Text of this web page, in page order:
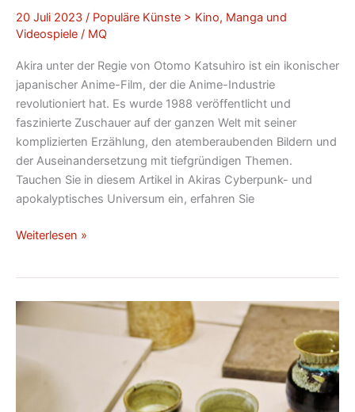
20 Juli 2023 / Populäre Künste > Kino, Manga und
Videospiele / MQ
Akira unter der Regie von Otomo Katsuhiro ist ein ikonischer
japanischer Anime-Film, der die Anime-Industrie
revolutioniert hat. Es wurde 1988 veröffentlicht und
faszinierte Zuschauer auf der ganzen Welt mit seiner
komplizierten Erzählung, den atemberaubenden Bildern und
der Auseinandersetzung mit tiefgründigen Themen.
Tauchen Sie in diesem Artikel in Akiras Cyberpunk- und
apokalyptisches Universum ein, erfahren Sie
Weiterlesen »
Entdecken
Sie
Schönheit